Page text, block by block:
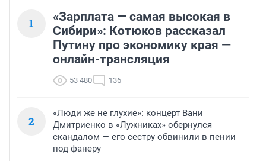
1
«Зарплата — самая высокая в
Сибири»: Котюков рассказал
Путину про экономику края —
онлайн-трансляция
53 480 136
2
«Люди же не глухие»: концерт Вани
Дмитриенко в «Лужниках» обернулся
скандалом — его сестру обвинили в пении
под фанеру